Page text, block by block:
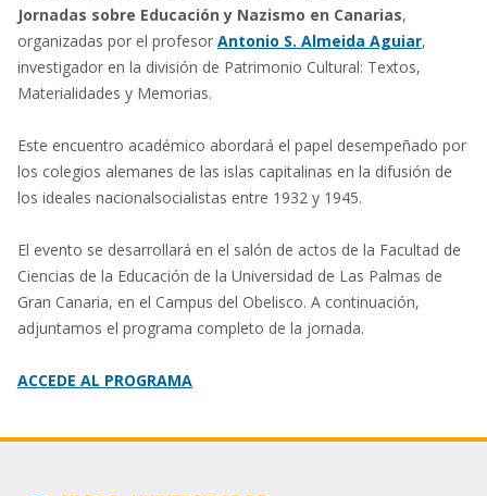
Jornadas sobre Educación y Nazismo en Canarias,
organizadas por el profesor Antonio S. Almeida Aguiar,
investigador en la división de Patrimonio Cultural: Textos,
Materialidades y Memorias.
Este encuentro académico abordará el papel desempeñado por
los colegios alemanes de las islas capitalinas en la difusión de
los ideales nacionalsocialistas entre 1932 y 1945.
El evento se desarrollará en el salón de actos de la Facultad de
Ciencias de la Educación de la Universidad de Las Palmas de
Gran Canaria, en el Campus del Obelisco. A continuación,
adjuntamos el programa completo de la jornada.
ACCEDE AL PROGRAMA